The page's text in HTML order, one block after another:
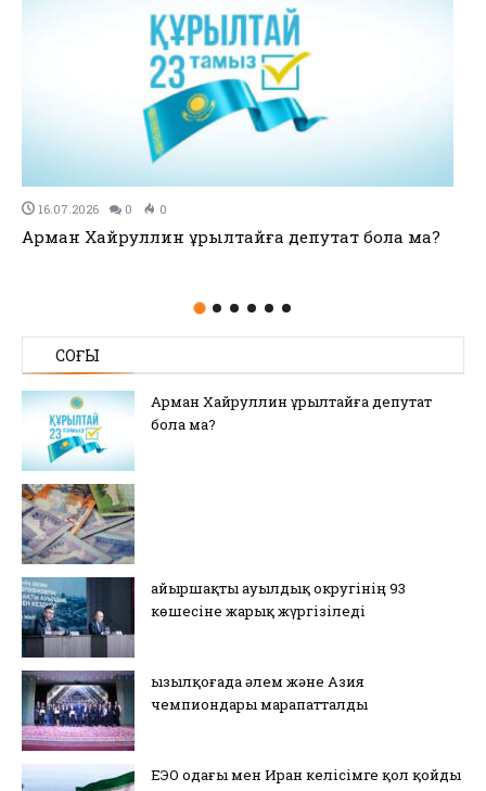
11.07.2026 0 0
no title
СОҢҒЫ
Арман Хайруллин Құрылтайға депутат
бола ма?
Қайыршақты ауылдық округінің 93
көшесіне жарық жүргізіледі
Қызылқоғада әлем және Азия
чемпиондары марапатталды
ЕЭО одағы мен Иран келісімге қол қойды